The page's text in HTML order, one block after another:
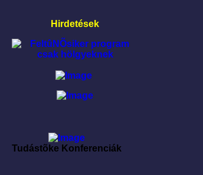
Hirdetések
Tudástõke Konferenciák